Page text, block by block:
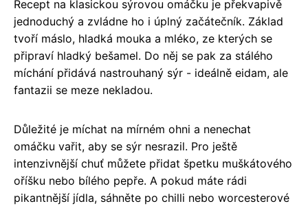
Recept na klasickou sýrovou omáčku je překvapivě
jednoduchý a zvládne ho i úplný začátečník. Základ
tvoří máslo, hladká mouka a mléko, ze kterých se
připraví hladký bešamel. Do něj se pak za stálého
míchání přidává nastrouhaný sýr - ideálně eidam, ale
fantazii se meze nekladou.
Důležité je míchat na mírném ohni a nenechat
omáčku vařit, aby se sýr nesrazil. Pro ještě
intenzivnější chuť můžete přidat špetku muškátového
oříšku nebo bílého pepře. A pokud máte rádi
pikantnější jídla, sáhněte po chilli nebo worcesterové